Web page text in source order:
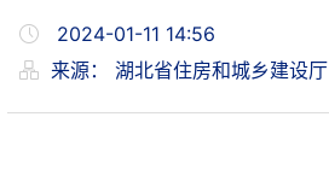
2024-01-11 14:56
来源： 湖北省住房和城乡建设厅